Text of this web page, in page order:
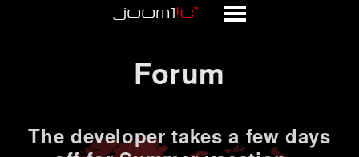
Forum
The developer takes a few days